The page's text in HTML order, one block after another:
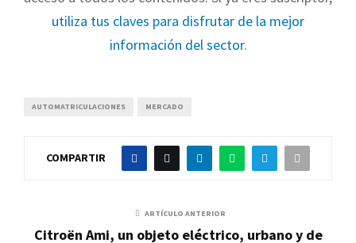
utiliza tus claves para disfrutar de la mejor
información del sector.
AUTOMATRICULACIONES MERCADO
COMPARTIR
ARTÍCULO ANTERIOR
Citroën Ami, un objeto eléctrico, urbano y de